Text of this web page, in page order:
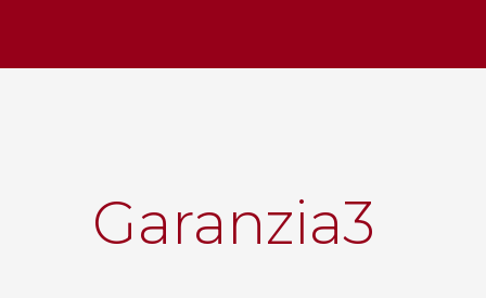
Garanzia3